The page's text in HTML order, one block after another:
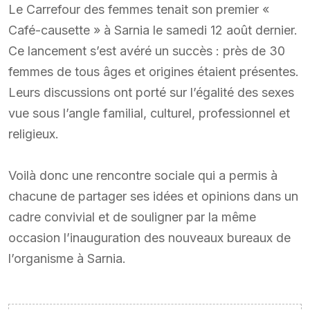
Le Carrefour des femmes tenait son premier «
Café-causette » à Sarnia le samedi 12 août dernier.
Ce lancement s’est avéré un succès : près de 30
femmes de tous âges et origines étaient présentes.
Leurs discussions ont porté sur l’égalité des sexes
vue sous l’angle familial, culturel, professionnel et
religieux.
Voilà donc une rencontre sociale qui a permis à
chacune de partager ses idées et opinions dans un
cadre convivial et de souligner par la même
occasion l’inauguration des nouveaux bureaux de
l’organisme à Sarnia.